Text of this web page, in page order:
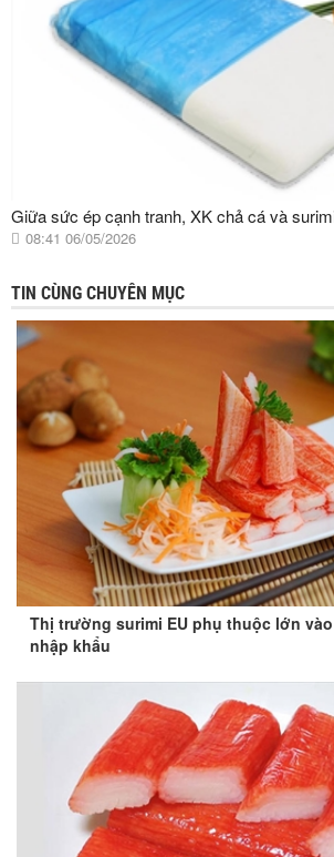
Giữa sức ép cạnh tranh, XK chả cá và
08:41 06/05/2026
TIN CÙNG CHUYÊN MỤC
Thị trường surimi EU phụ thuộc lớn
nhập khẩu